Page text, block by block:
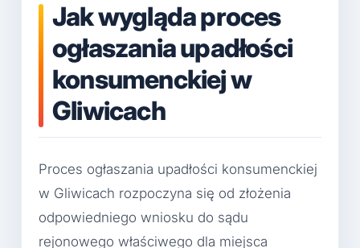
Jak wygląda proces
ogłaszania upadłości
konsumenckiej w
Gliwicach
Proces ogłaszania upadłości konsumenckiej
w Gliwicach rozpoczyna się od złożenia
odpowiedniego wniosku do sądu
rejonowego właściwego dla miejsca